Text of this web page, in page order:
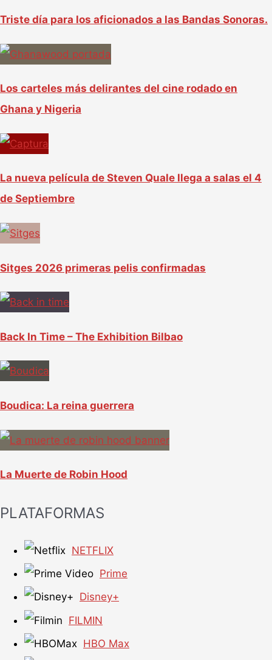
Triste día para los aficionados a las Bandas Sonoras.
Los carteles más delirantes del cine rodado en
Ghana y Nigeria
La nueva película de Steven Quale llega a salas el 4
de Septiembre
Sitges 2026 primeras pelis confirmadas
Back In Time – The Exhibition Bilbao
Boudica: La reina guerrera
La Muerte de Robin Hood
PLATAFORMAS
NETFLIX
Prime
Disney+
FILMIN
HBO Max